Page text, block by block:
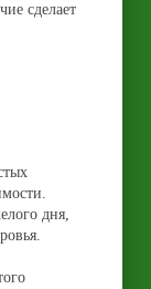
сделает
дня,